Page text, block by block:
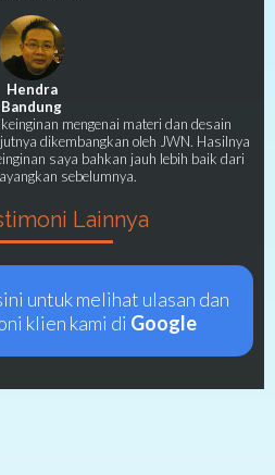
Hendra
Bandung
mengenai materi dan desain
dikembangkan oleh JWN. Hasilnya
saya bahkan jauh lebih baik dari
sebelumnya.
Lainnya
untuk melihat ulasan dan
klien kami di Google